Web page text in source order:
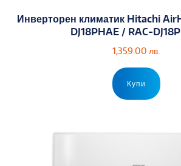
Инверторен климатик Hitachi
DJ18PHAE / RAC-
1,359.00 лв.
Купи